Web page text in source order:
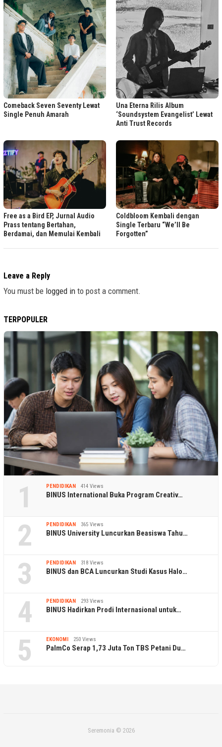
Comeback Seven Seventy Lewat
Single Penuh Amarah
Una Eterna Rilis Album
‘Soundsystem Evangelist’ Lewat
Anti Trust Records
Free as a Bird EP, Jurnal Audio
Prass tentang Bertahan,
Berdamai, dan Memulai Kembali
Coldbloom Kembali dengan
Single Terbaru “We’ll Be
Forgotten”
Leave a Reply
You must be logged in to post a comment.
TERPOPULER
1 PENDIDIKAN 414 Views
BINUS International Buka Program Creativ…
2 PENDIDIKAN 365 Views
BINUS University Luncurkan Beasiswa Tahu…
3 PENDIDIKAN 318 Views
BINUS dan BCA Luncurkan Studi Kasus Halo…
4 PENDIDIKAN 293 Views
BINUS Hadirkan Prodi Internasional untuk…
5 EKONOMI 250 Views
PalmCo Serap 1,73 Juta Ton TBS Petani Du…
Seremonia © 2026